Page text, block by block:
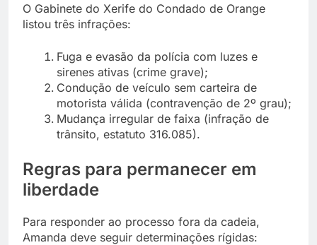
O Gabinete do Xerife do Condado de Orange
listou três infrações:
Fuga e evasão da polícia com luzes e
sirenes ativas (crime grave);
Condução de veículo sem carteira de
motorista válida (contravenção de 2º grau);
Mudança irregular de faixa (infração de
trânsito, estatuto 316.085).
Regras para permanecer em
liberdade
Para responder ao processo fora da cadeia,
Amanda deve seguir determinações rígidas: